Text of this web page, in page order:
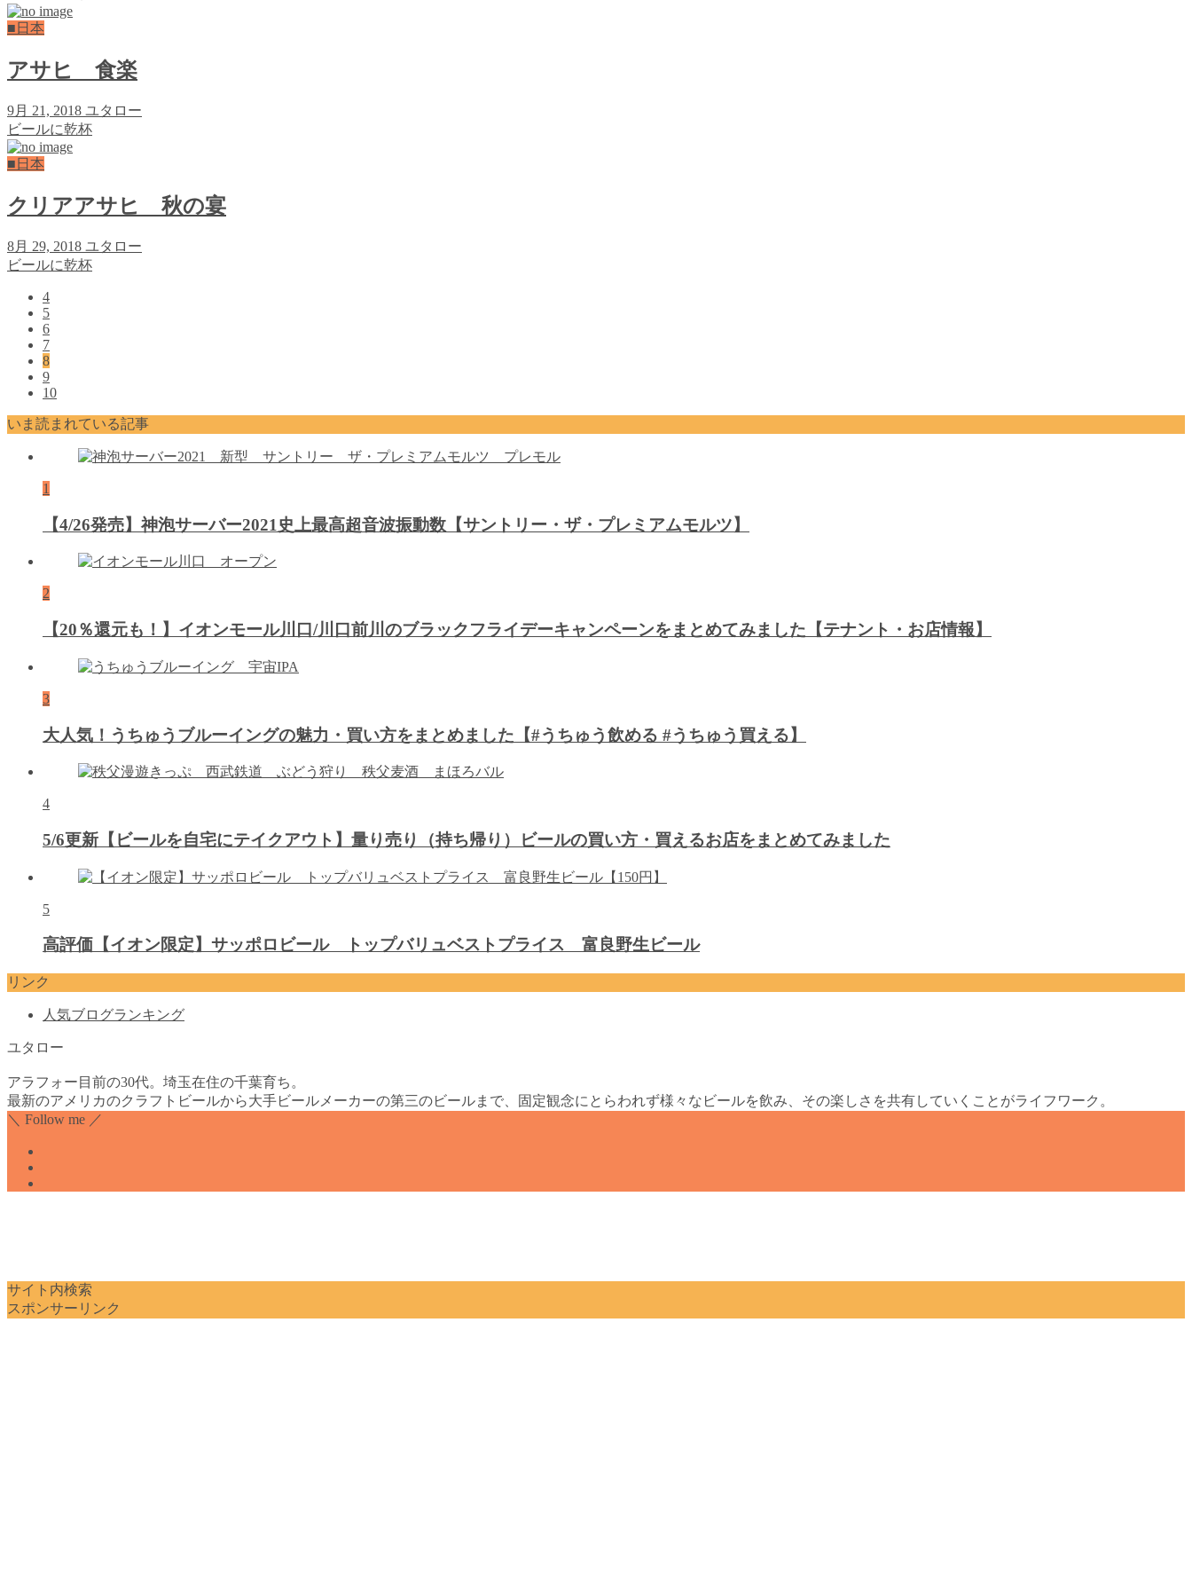
■日本
アサヒ 食楽
9月 21, 2018 ユタロー
ビールに乾杯
■日本
クリアアサヒ 秋の宴
8月 29, 2018 ユタロー
ビールに乾杯
4
5
6
7
8
9
10
いま読まれている記事
1
【4/26発売】神泡サーバー2021史上最高超音波振動数【サントリー・ザ・プレミアムモルツ】
2
【20％還元も！】イオンモール川口/川口前川のブラックフライデーキャンペーンをまとめてみました【テナント・お店情報】
3
大人気！うちゅうブルーイングの魅力・買い方をまとめました【#うちゅう飲める #うちゅう買える】
4
5/6更新【ビールを自宅にテイクアウト】量り売り（持ち帰り）ビールの買い方・買えるお店をまとめてみました
5
高評価【イオン限定】サッポロビール トップバリュベストプライス 富良野生ビール
リンク
人気ブログランキング
ユタロー
アラフォー目前の30代。埼玉在住の千葉育ち。
最新のアメリカのクラフトビールから大手ビールメーカーの第三のビールまで、固定観念にとらわれず様々なビールを飲み、その楽しさを共有していくことがライフワーク。
＼ Follow me ／
サイト内検索
スポンサーリンク